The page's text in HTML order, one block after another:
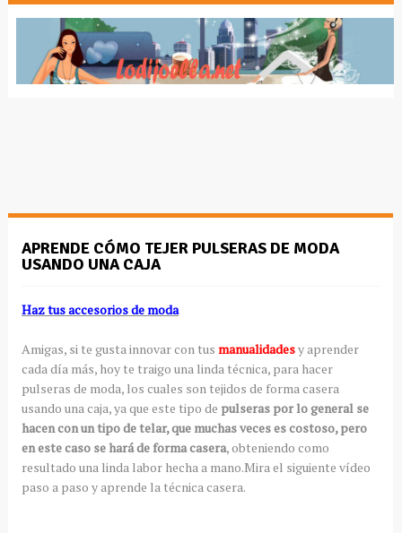
APRENDE CÓMO TEJER PULSERAS DE MODA
USANDO UNA CAJA
Haz tus accesorios de moda
Amigas, si te gusta innovar con tus manualidadesy aprender
cada día más, hoy te traigo una linda técnica, para hacer
pulseras de moda, los cuales son tejidos de forma casera
usando una caja, ya que este tipo de pulseras por lo general se
hacen con un tipo de telar, que muchas veces es costoso, pero
en este caso se hará de forma casera, obteniendo como
resultado una linda labor hecha a mano.Mira el siguiente vídeo
paso a paso y aprende la técnica casera.